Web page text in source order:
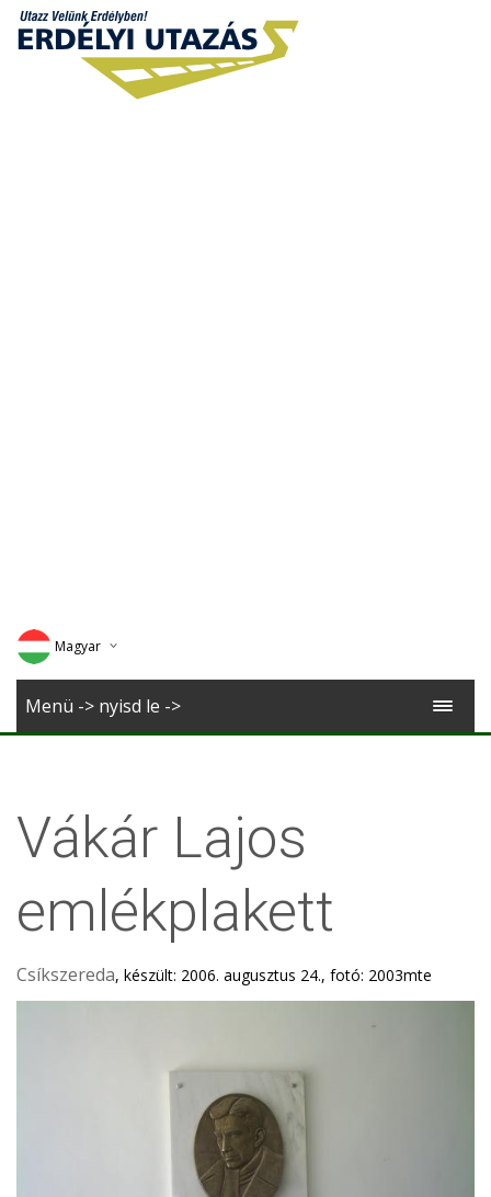
Magyar
Deutsch
Menü -> nyisd le ->
Vákár Lajos
emlékplakett
Csíkszereda, készült: 2006. augusztus 24., fotó: 2003mte